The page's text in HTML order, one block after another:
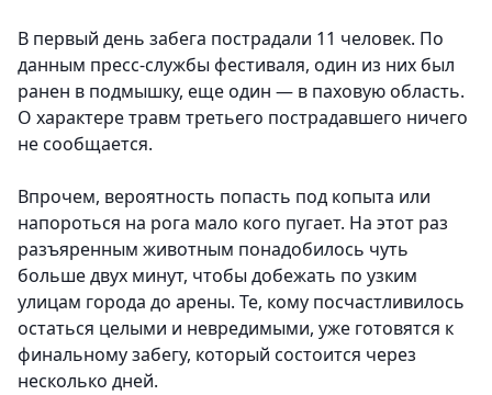
В первый день забега пострадали 11 человек. По
данным пресс-службы фестиваля, один из них был
ранен в подмышку, еще один — в паховую область.
О характере травм третьего пострадавшего ничего
не сообщается.
Впрочем, вероятность попасть под копыта или
напороться на рога мало кого пугает. На этот раз
разъяренным животным понадобилось чуть
больше двух минут, чтобы добежать по узким
улицам города до арены. Те, кому посчастливилось
остаться целыми и невредимыми, уже готовятся к
финальному забегу, который состоится через
несколько дней.